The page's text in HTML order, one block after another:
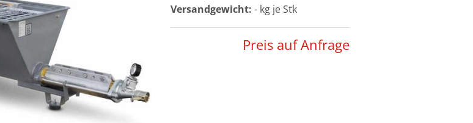
Versandgewicht: -kg je Stk
Preis auf Anfrage